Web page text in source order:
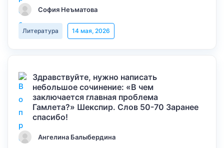
София Неъматова
Литература 14 мая, 2026
Здравствуйте, нужно написать
небольшое сочинение: «В чем
заключается главная проблема
Гамлета?» Шекспир. Слов 50-70 Заранее
спасибо!
Ангелина Балыбердина